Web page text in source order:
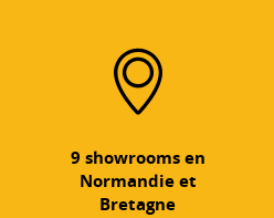
9 showrooms en
Normandie et
Bretagne